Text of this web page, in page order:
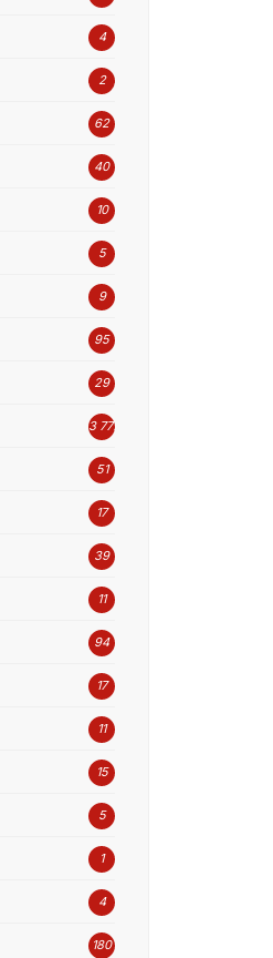
4
2
62
40
10
5
9
95
29
3 777
51
17
39
11
94
17
11
15
5
1
4
180